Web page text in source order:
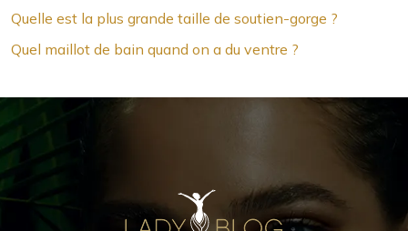
Quelle est la plus grande taille de soutien-gorge ?
Quel maillot de bain quand on a du ventre ?